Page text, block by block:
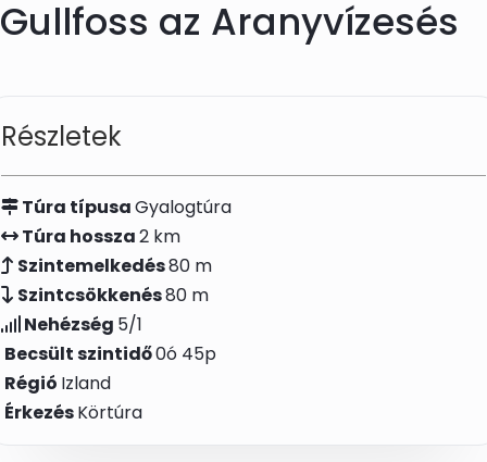
Skip to main content
Gullfoss az Aranyvízesés
Részletek
Túra típusaGyalogtúra
Túra hossza2 km
Szintemelkedés80 m
Szintcsökkenés80 m
Nehézség 5/1
Becsült szintidő0ó 45p
Régió Izland
ÉrkezésKörtúra